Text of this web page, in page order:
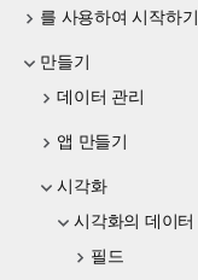
를 사용하여 시작하
만들기
데이터 관리
앱 만들기
시각화
시각화의 데이
필드